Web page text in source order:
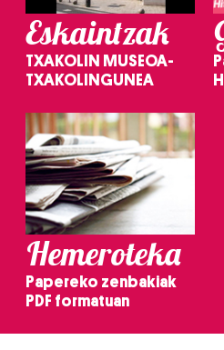
Eskaintzak
TXAKOLIN MUSEOA-
TXAKOLINGUNEA
Hemeroteka
Papereko zenbakiak
PDF formatuan